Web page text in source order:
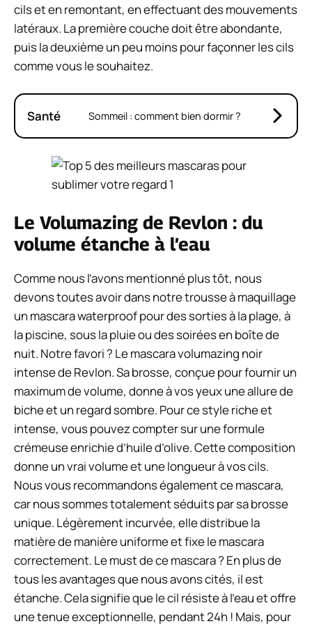
cils et en remontant, en effectuant des mouvements
latéraux. La première couche doit être abondante,
puis la deuxième un peu moins pour façonner les cils
comme vous le souhaitez.
Santé Sommeil : comment bien dormir ?
Le Volumazing de Revlon : du
volume étanche à l’eau
Comme nous l’avons mentionné plus tôt, nous
devons toutes avoir dans notre trousse à maquillage
un mascara waterproof pour des sorties à la plage, à
la piscine, sous la pluie ou des soirées en boîte de
nuit. Notre favori ? Le mascara volumazing noir
intense de Revlon. Sa brosse, conçue pour fournir un
maximum de volume, donne à vos yeux une allure de
biche et un regard sombre. Pour ce style riche et
intense, vous pouvez compter sur une formule
crémeuse enrichie d’huile d’olive. Cette composition
donne un vrai volume et une longueur à vos cils.
Nous vous recommandons également ce mascara,
car nous sommes totalement séduits par sa brosse
unique. Légèrement incurvée, elle distribue la
matière de manière uniforme et fixe le mascara
correctement. Le must de ce mascara ? En plus de
tous les avantages que nous avons cités, il est
étanche. Cela signifie que le cil résiste à l’eau et offre
une tenue exceptionnelle, pendant 24h ! Mais, pour